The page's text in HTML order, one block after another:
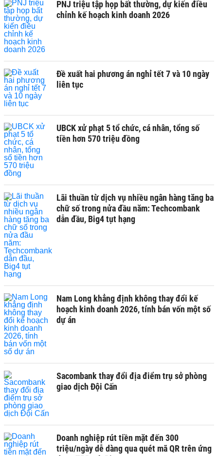
PNJ triệu tập họp bất thường, dự kiến điều
chỉnh kế hoạch kinh doanh 2026
Đề xuất hai phương án nghỉ tết 7 và 10 ngày
liên tục
UBCK xử phạt 5 tổ chức, cá nhân, tổng số
tiền hơn 570 triệu đồng
Lãi thuần từ dịch vụ nhiều ngân hàng tăng ba
chữ số trong nửa đầu năm: Techcombank
dẫn đầu, Big4 tụt hạng
Nam Long khẳng định không thay đổi kế
hoạch kinh doanh 2026, tính bán vốn một số
dự án
Sacombank thay đổi địa điểm trụ sở phòng
giao dịch Đội Cấn
Doanh nghiệp rút tiền mặt đến 300
triệu/ngày dễ dàng qua quét mã QR trên ứng